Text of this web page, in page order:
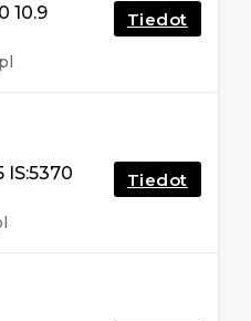
10.9
Tiedot
IS:5370
Tiedot